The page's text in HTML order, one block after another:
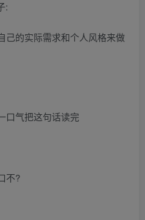
:
己的实际需求和个人风格来做
口气把这句话读完
不?